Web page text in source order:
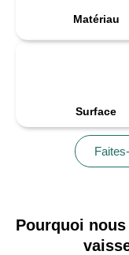
Matériau
Surface
Pourquoi